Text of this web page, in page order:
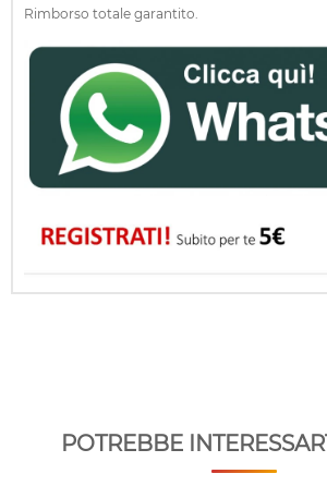
Rimborso totale garantito.
POTREBBE